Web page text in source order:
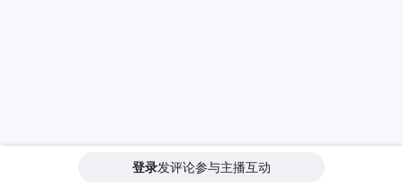
登录发评论参与主播互动